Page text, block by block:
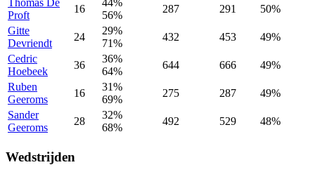
Thomas De
Proft
16
44%
56%
287 291
50%
Gitte
Devriendt
24
29%
71%
432 453
49%
Cedric
Hoebeek
36
36%
64%
644 666
49%
Ruben
Geeroms
16
31%
69%
275 287
49%
Sander
Geeroms
28
32%
68%
492 529 48%
Wedstrijden